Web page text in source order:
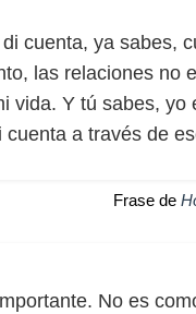
cuenta, ya sabes,
las relaciones no
vida. Y tú sabes, yo
a través de
Frase de
No es